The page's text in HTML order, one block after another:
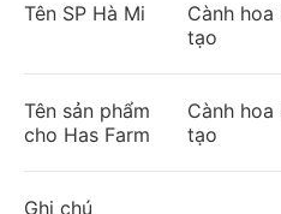
Tên SP Hà Mi
Cành
tạo
Tên sản phẩm
cho Has Farm
Cành
tạo
Ghi chú